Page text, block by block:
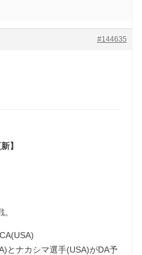
#144635
】
とナカシマ選手(USA)がDA予